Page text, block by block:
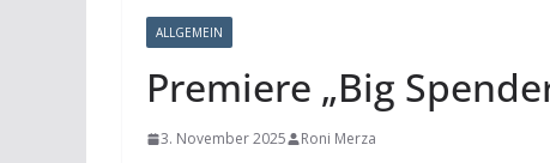
ALLGEMEIN
Premiere „Big
3. November 2025 Roni Merza